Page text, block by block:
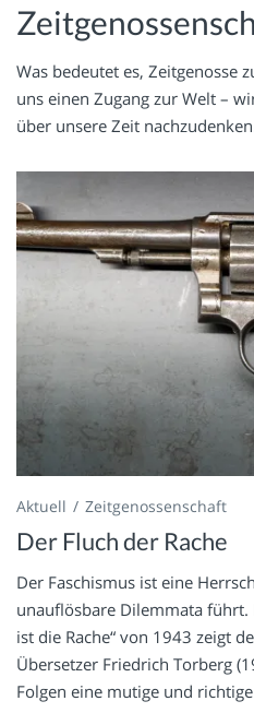
Was bedeutet es, Zeitgenosse
uns einen Zugang zur Welt –
über unsere Zeit
Aktuell Zeitgenossenschaft
Der Fluch der Rache
Der Faschismus ist eine
unauflösbare Dilemmata führt.
ist die Rache“ von 1943 zeigt
Übersetzer Friedrich Torberg
Folgen eine mutige und